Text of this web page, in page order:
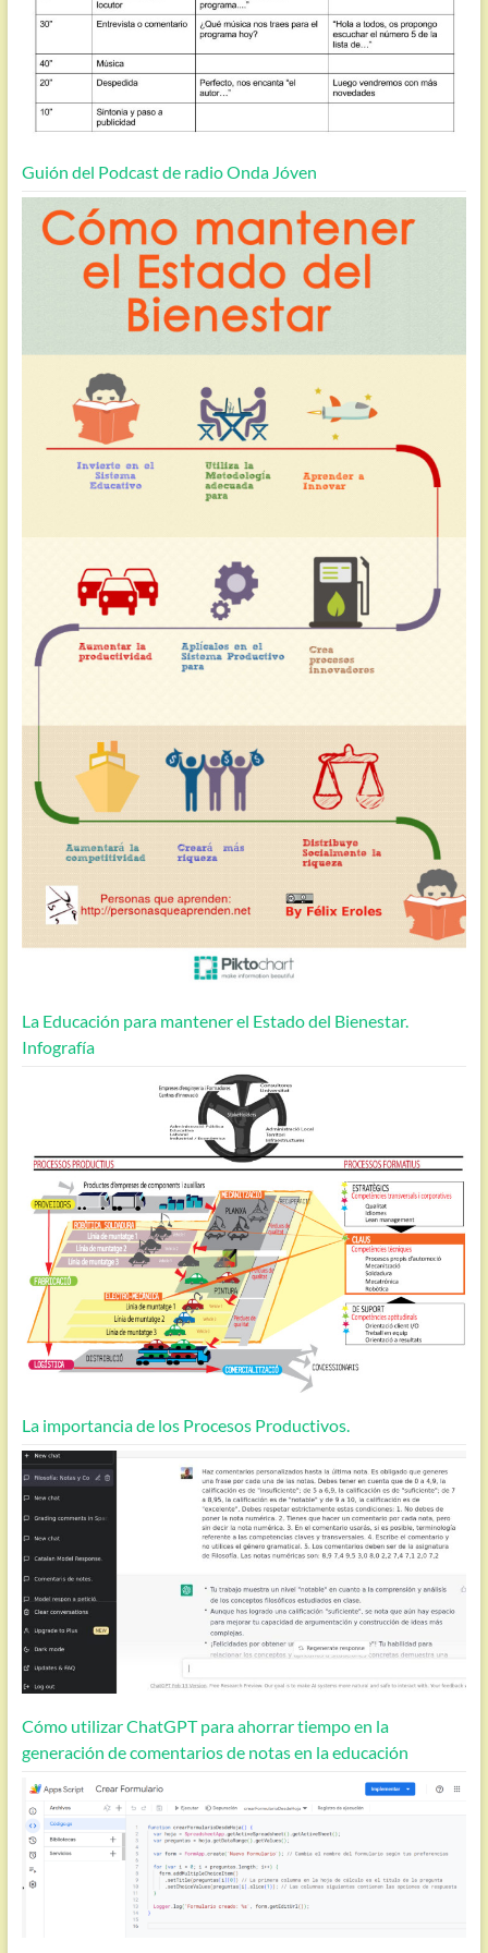
Guión del Podcast de radio Onda Jóven
La Educación para mantener el Estado del Bienestar.
Infografía
La importancia de los Procesos Productivos.
Cómo utilizar ChatGPT para ahorrar tiempo en la
generación de comentarios de notas en la educación